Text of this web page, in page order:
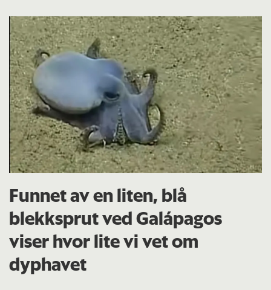
Funnet av en liten, blå
blekksprut ved Galápagos
viser hvor lite vi vet om
dyphavet